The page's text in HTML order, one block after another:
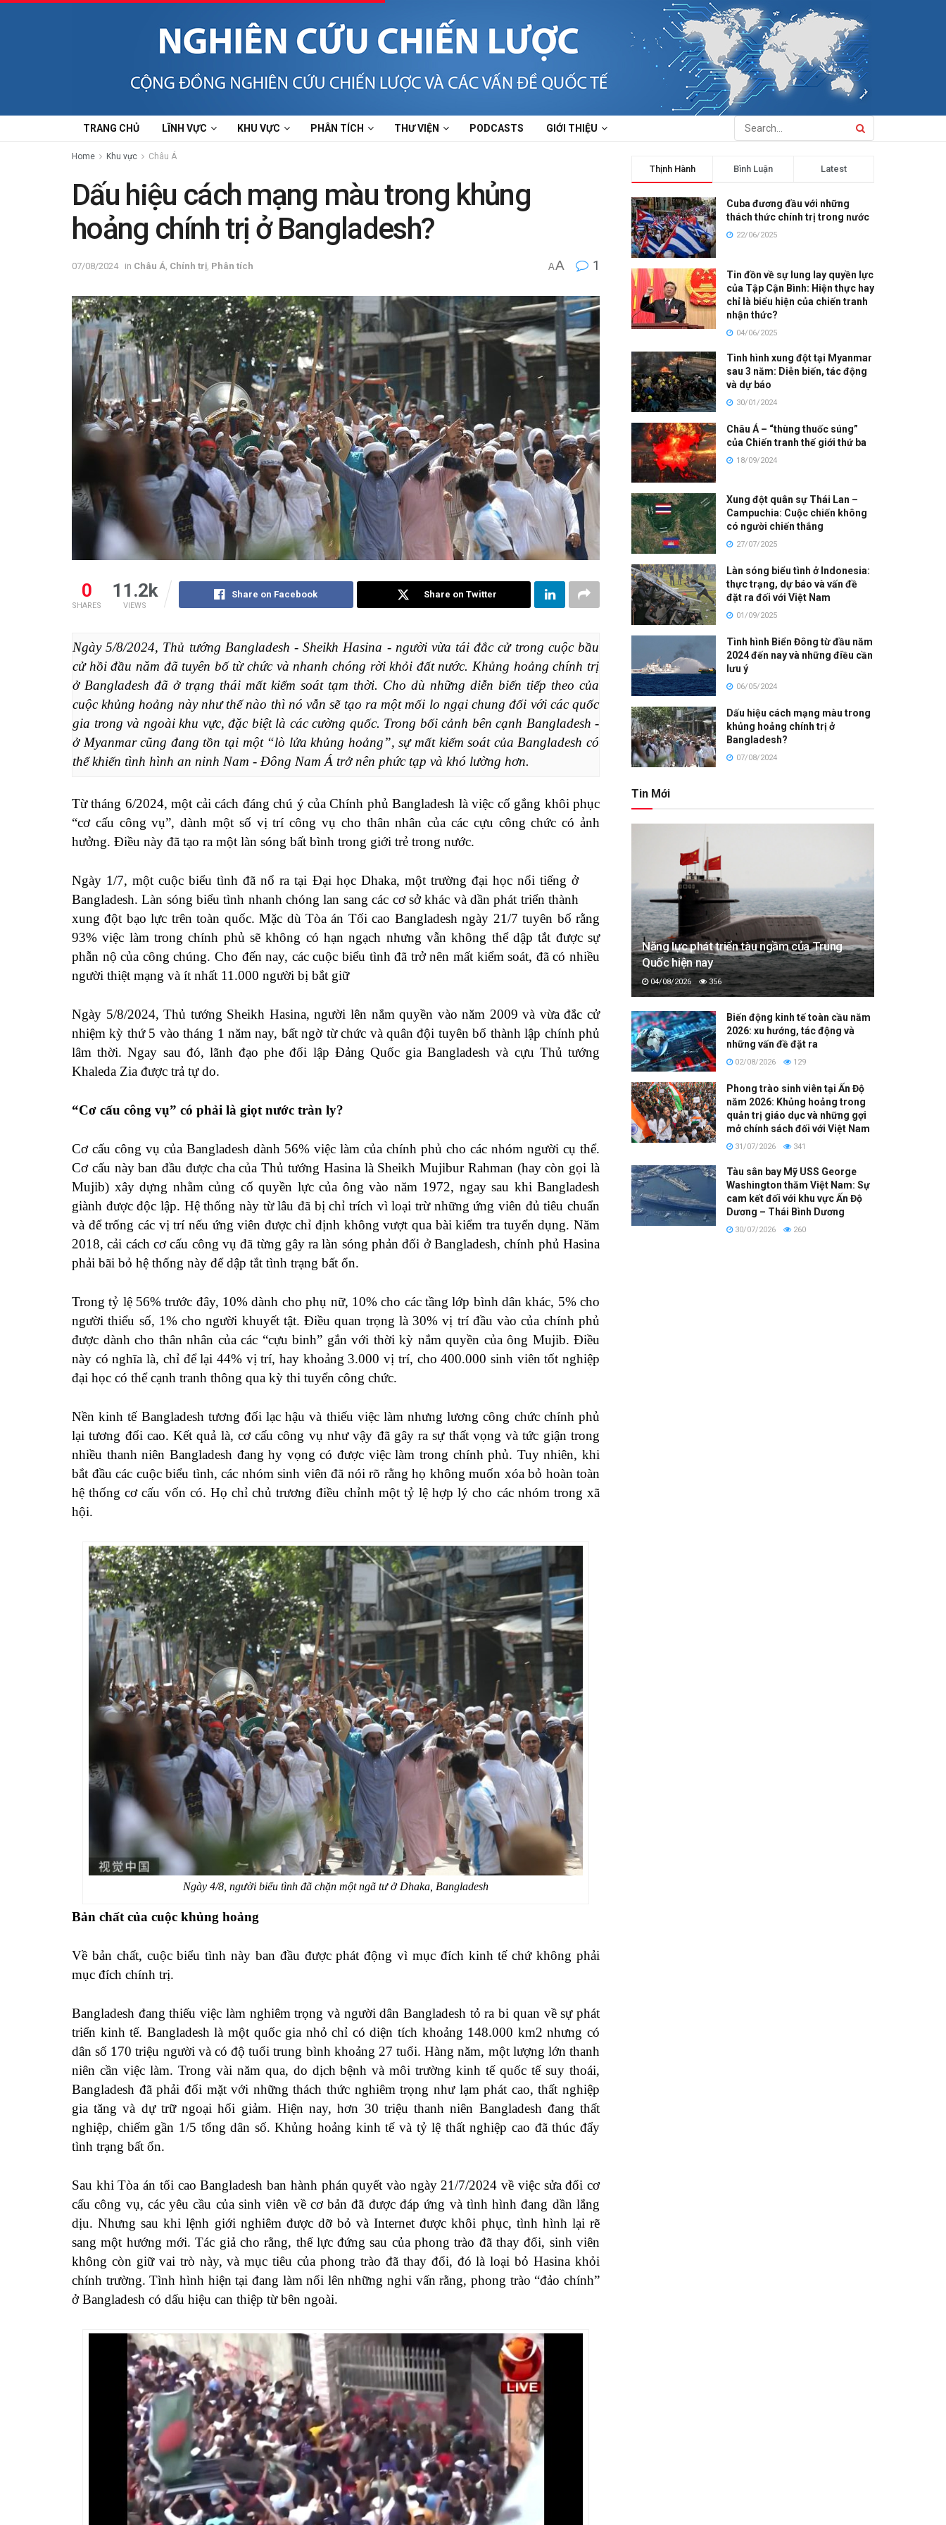
TRANG CHỦ LĨNH VỰC KHU VỰC PHÂN TÍCH THƯ VIỆN PODCASTS GIỚI THIỆU
Home Khu vực Châu Á
Dấu hiệu cách mạng màu trong khủng
hoảng chính trị ở Bangladesh?
07/08/2024 in Châu Á Chính trị Phân tích AA 1
0
SHARES
11.2k
VIEWS
Share on Facebook Share on Twitter
Ngày 5/8/2024, Thủ tướng Bangladesh - Sheikh Hasina - người vừa tái đắc cử trong cuộc bầu
cử hồi đầu năm đã tuyên bố từ chức và nhanh chóng rời khỏi đất nước. Khủng hoảng chính trị
ở Bangladesh đã ở trạng thái mất kiểm soát tạm thời. Cho dù những diễn biến tiếp theo của
cuộc khủng hoảng này như thế nào thì nó vẫn sẽ tạo ra một mối lo ngại chung đối với các quốc
gia trong và ngoài khu vực, đặc biệt là các cường quốc. Trong bối cảnh bên cạnh Bangladesh -
ở Myanmar cũng đang tồn tại một “lò lửa khủng hoảng”, sự mất kiểm soát của Bangladesh có
thể khiến tình hình an ninh Nam - Đông Nam Á trở nên phức tạp và khó lường hơn.
Từ tháng 6/2024, một cải cách đáng chú ý của Chính phủ Bangladesh là việc cố gắng khôi phục
“cơ cấu công vụ”, dành một số vị trí công vụ cho thân nhân của các cựu công chức có ảnh
hưởng. Điều này đã tạo ra một làn sóng bất bình trong giới trẻ trong nước.
Ngày 1/7, một cuộc biểu tình đã nổ ra tại Đại học Dhaka, một trường đại học nổi tiếng ở
Bangladesh. Làn sóng biểu tình nhanh chóng lan sang các cơ sở khác và dần phát triển thành
xung đột bạo lực trên toàn quốc. Mặc dù Tòa án Tối cao Bangladesh ngày 21/7 tuyên bố rằng
93% việc làm trong chính phủ sẽ không có hạn ngạch nhưng vẫn không thể dập tắt được sự
phẫn nộ của công chúng. Cho đến nay, các cuộc biểu tình đã trở nên mất kiểm soát, đã có nhiều
người thiệt mạng và ít nhất 11.000 người bị bắt giữ
Ngày 5/8/2024, Thủ tướng Sheikh Hasina, người lên nắm quyền vào năm 2009 và vừa đắc cử
nhiệm kỳ thứ 5 vào tháng 1 năm nay, bất ngờ từ chức và quân đội tuyên bố thành lập chính phủ
lâm thời. Ngay sau đó, lãnh đạo phe đối lập Đảng Quốc gia Bangladesh và cựu Thủ tướng
Khaleda Zia được trả tự do.
“Cơ cấu công vụ” có phải là giọt nước tràn ly?
Cơ cấu công vụ của Bangladesh dành 56% việc làm của chính phủ cho các nhóm người cụ thể.
Cơ cấu này ban đầu được cha của Thủ tướng Hasina là Sheikh Mujibur Rahman (hay còn gọi là
Mujib) xây dựng nhằm củng cố quyền lực của ông vào năm 1972, ngay sau khi Bangladesh
giành được độc lập. Hệ thống này từ lâu đã bị chỉ trích vì loại trừ những ứng viên đủ tiêu chuẩn
và để trống các vị trí nếu ứng viên được chỉ định không vượt qua bài kiểm tra tuyển dụng. Năm
2018, cải cách cơ cấu công vụ đã từng gây ra làn sóng phản đối ở Bangladesh, chính phủ Hasina
phải bãi bỏ hệ thống này để dập tắt tình trạng bất ổn.
Trong tỷ lệ 56% trước đây, 10% dành cho phụ nữ, 10% cho các tầng lớp bình dân khác, 5% cho
người thiểu số, 1% cho người khuyết tật. Điều quan trọng là 30% vị trí đầu vào của chính phủ
được dành cho thân nhân của các “cựu binh” gắn với thời kỳ nắm quyền của ông Mujib. Điều
này có nghĩa là, chỉ để lại 44% vị trí, hay khoảng 3.000 vị trí, cho 400.000 sinh viên tốt nghiệp
đại học có thể cạnh tranh thông qua kỳ thi tuyển công chức.
Nền kinh tế Bangladesh tương đối lạc hậu và thiếu việc làm nhưng lương công chức chính phủ
lại tương đối cao. Kết quả là, cơ cấu công vụ như vậy đã gây ra sự thất vọng và tức giận trong
nhiều thanh niên Bangladesh đang hy vọng có được việc làm trong chính phủ. Tuy nhiên, khi
bắt đầu các cuộc biểu tình, các nhóm sinh viên đã nói rõ rằng họ không muốn xóa bỏ hoàn toàn
hệ thống cơ cấu vốn có. Họ chỉ chủ trương điều chỉnh một tỷ lệ hợp lý cho các nhóm trong xã
hội.
Ngày 4/8, người biểu tình đã chặn một ngã tư ở Dhaka, Bangladesh
Bản chất của cuộc khủng hoảng
Về bản chất, cuộc biểu tình này ban đầu được phát động vì mục đích kinh tế chứ không phải
mục đích chính trị.
Bangladesh đang thiếu việc làm nghiêm trọng và người dân Bangladesh tỏ ra bi quan về sự phát
triển kinh tế. Bangladesh là một quốc gia nhỏ chỉ có diện tích khoảng 148.000 km2 nhưng có
dân số 170 triệu người và có độ tuổi trung bình khoảng 27 tuổi. Hàng năm, một lượng lớn thanh
niên cần việc làm. Trong vài năm qua, do dịch bệnh và môi trường kinh tế quốc tế suy thoái,
Bangladesh đã phải đối mặt với những thách thức nghiêm trọng như lạm phát cao, thất nghiệp
gia tăng và dự trữ ngoại hối giảm. Hiện nay, hơn 30 triệu thanh niên Bangladesh đang thất
nghiệp, chiếm gần 1/5 tổng dân số. Khủng hoảng kinh tế và tỷ lệ thất nghiệp cao đã thúc đẩy
tình trạng bất ổn.
Sau khi Tòa án tối cao Bangladesh ban hành phán quyết vào ngày 21/7/2024 về việc sửa đổi cơ
cấu công vụ, các yêu cầu của sinh viên về cơ bản đã được đáp ứng và tình hình đang dần lắng
dịu. Nhưng sau khi lệnh giới nghiêm được dỡ bỏ và Internet được khôi phục, tình hình lại rẽ
sang một hướng mới. Tác giả cho rằng, thế lực đứng sau của phong trào đã thay đổi, sinh viên
không còn giữ vai trò này, và mục tiêu của phong trào đã thay đổi, đó là loại bỏ Hasina khỏi
chính trường. Tình hình hiện tại đang làm nổi lên những nghi vấn rằng, phong trào “đảo chính”
ở Bangladesh có dấu hiệu can thiệp từ bên ngoài.
Thịnh Hành Bình Luận Latest
Cuba đương đầu với những
thách thức chính trị trong nước
22/06/2025
Tin đồn về sự lung lay quyền lực
của Tập Cận Bình: Hiện thực hay
chỉ là biểu hiện của chiến tranh
nhận thức?
04/06/2025
Tình hình xung đột tại Myanmar
sau 3 năm: Diễn biến, tác động
và dự báo
30/01/2024
Châu Á – “thùng thuốc súng”
của Chiến tranh thế giới thứ ba
18/09/2024
Xung đột quân sự Thái Lan –
Campuchia: Cuộc chiến không
có người chiến thắng
27/07/2025
Làn sóng biểu tình ở Indonesia:
thực trạng, dự báo và vấn đề
đặt ra đối với Việt Nam
01/09/2025
Tình hình Biển Đông từ đầu năm
2024 đến nay và những điều cần
lưu ý
06/05/2024
Dấu hiệu cách mạng màu trong
khủng hoảng chính trị ở
Bangladesh?
07/08/2024
Tin Mới
Năng lực phát triển tàu ngầm của Trung
Quốc hiện nay
04/08/2026 356
Biến động kinh tế toàn cầu năm
2026: xu hướng, tác động và
những vấn đề đặt ra
02/08/2026 129
Phong trào sinh viên tại Ấn Độ
năm 2026: Khủng hoảng trong
quản trị giáo dục và những gợi
mở chính sách đối với Việt Nam
31/07/2026 341
Tàu sân bay Mỹ USS George
Washington thăm Việt Nam: Sự
cam kết đối với khu vực Ấn Độ
Dương – Thái Bình Dương
30/07/2026 260